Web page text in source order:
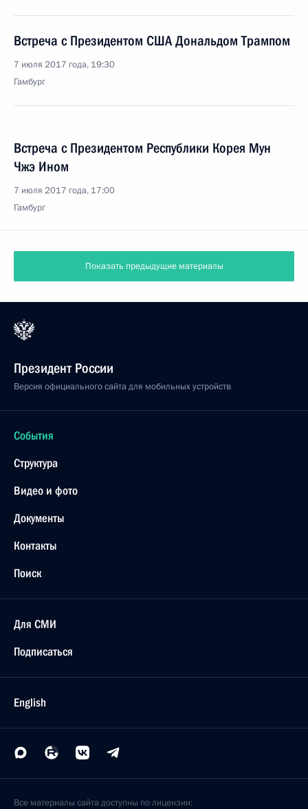
Встреча с Президентом США Дональдом Трампом
7 июля 2017 года, 19:30
Гамбург
Встреча с Президентом Республики Корея Мун
Чжэ Ином
7 июля 2017 года, 17:00
Гамбург
Показать предыдущие материалы
Президент России
Версия официального сайта для мобильных устройств
События
Структура
Видео и фото
Документы
Контакты
Поиск
Для СМИ
Подписаться
English
Все материалы сайта доступны по лицензии: